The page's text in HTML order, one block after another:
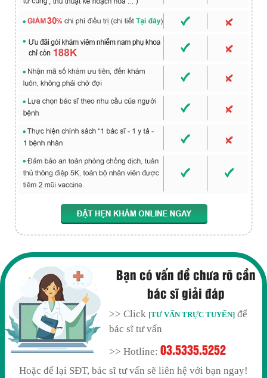
Bạn có vấn đề chưa rõ cần
bác sĩ giải đáp
>> Click [TƯ VẤN TRỰC TUYẾN] để
bác sĩ tư vấn
>> Hotline:03.5335.5252
Hoặc để lại SĐT, bác sĩ tư vấn sẽ liên hệ với bạn ngay!